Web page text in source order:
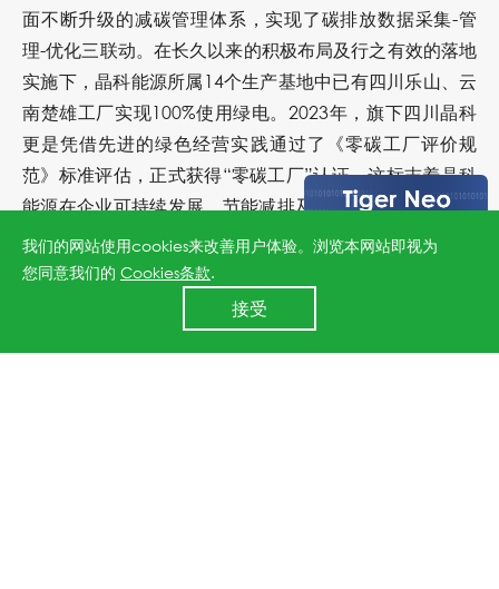
面不断升级的减碳管理体系，实现了碳排放数据采集-管
理-优化三联动。在长久以来的积极布局及行之有效的落地
实施下，晶科能源所属14个生产基地中已有四川乐山、云
南楚雄工厂实现100%使用绿电。2023年，旗下四川晶科
更是凭借先进的绿色经营实践通过了《零碳工厂评价规
范》标准评估，正式获得“零碳工厂”认证，这标志着晶科
能源在企业可持续发展、节能减排及环保建设方面迈向了
新高度，同时也为新时期零碳工厂创建提供了榜样力量。
改变能源结构，承担未来责任。未来，晶科能源将在可持
续发展布局的持续推进与深化中，加速实现全链数字化零
碳转型，持续完善行业内以新能源为核心的绿色价值体
我们的网站使用cookies来改善用户体验。浏览本网站即视为
您同意我们的 Cookies条款.
接受